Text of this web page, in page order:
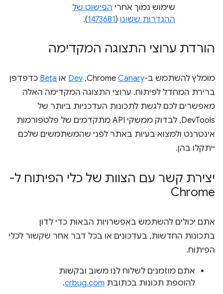
שימוש נמוך אחרי הפישוט של
ההגדרות ששונו (
1473681
).
הורדת ערוצי התצוגה המקדימה
מומלץ להשתמש ב-ChromeCanary
,‏
Dev או Beta כדפדפן
ברירת המחדל לפיתוח. ערוצי התצוגה המקדימה האלה
מאפשרים לכם לגשת לתכונות העדכניות ביותר של
DevTools, לבדוק ממשקי API מתקדמים של פלטפורמות
אינטרנט ולמצוא בעיות באתר לפני שהמשתמשים שלכם
ייתקלו בהן.
יצירת קשר עם הצוות של כלי הפיתוח ל-
Chrome
אתם יכולים להשתמש באפשרויות הבאות כדי לדון
בתכונות החדשות, בעדכונים או בכל דבר אחר שקשור לכלי
הפיתוח.
אתם מוזמנים לשלוח לנו משוב ובקשות
להוספת תכונות בכתובת crbug.com
.